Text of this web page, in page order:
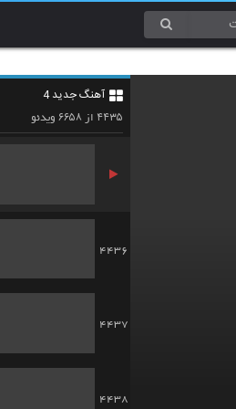
آهنگ جدید 4
۴۴۳۵ از ۶۶۵۸ویدئو
4434
4436
4437
4438